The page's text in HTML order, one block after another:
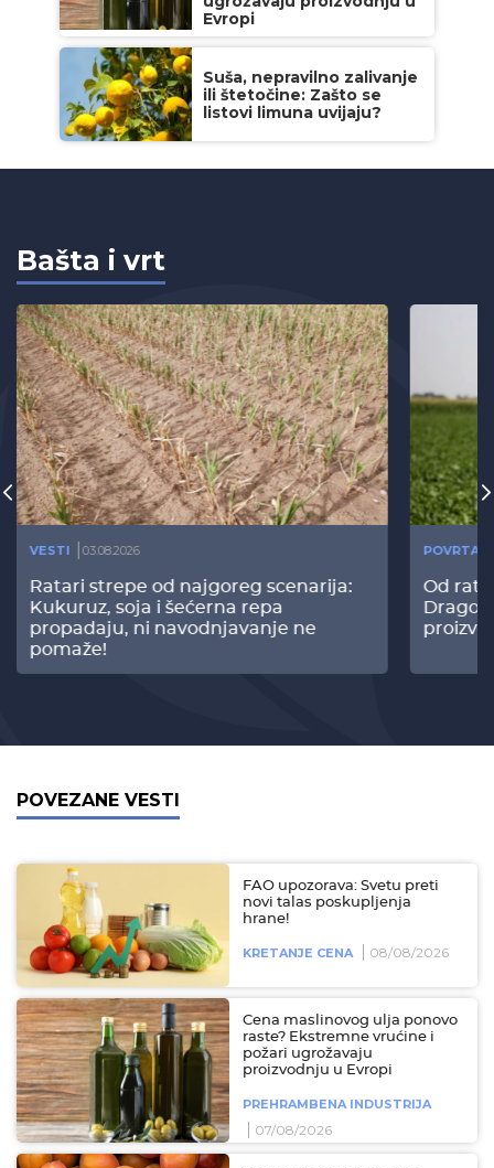
Evropi
Suša, nepravilno zalivanje
ili štetočine: Zašto se
listovi limuna uvijaju?
Bašta i vrt
VESTI 03.08.2026
Ratari strepe od najgoreg scenarija:
Kukuruz, soja i šećerna repa
propadaju, ni navodnjavanje ne
pomaže!
Od
POVEZANE VESTI
FAO upozorava: Svetu preti
novi talas poskupljenja
hrane!
KRETANJE CENA 08/08/2026
Cena maslinovog ulja ponovo
raste? Ekstremne vrućine i
požari ugrožavaju
proizvodnju u Evropi
PREHRAMBENA INDUSTRIJA
07/08/2026